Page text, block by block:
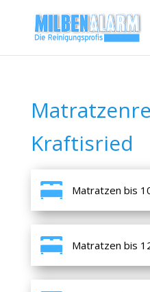
Kraftisried
Matratzen bis
Matratzen bis